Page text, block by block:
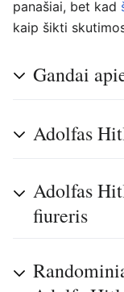
panašiai, bet kad
kaip šikti
Gandai
Adolfas
Adolfas
fiureris